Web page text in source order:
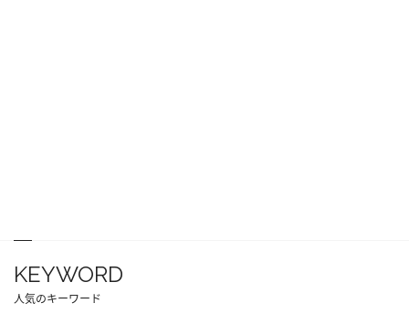
KEYWORD
人気のキーワード